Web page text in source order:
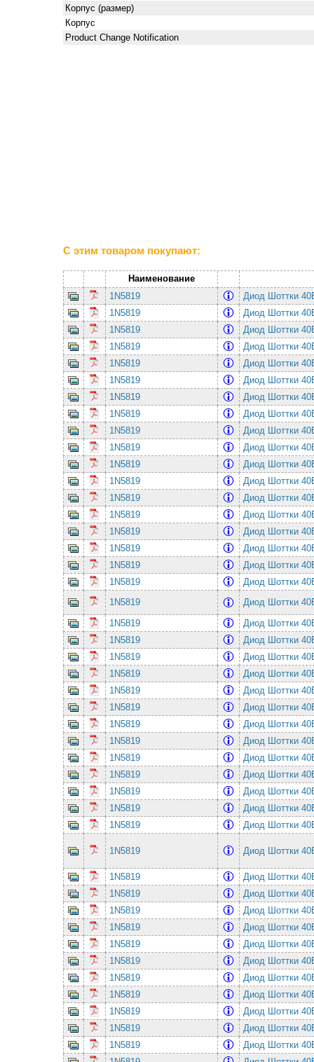
Корпус (размер)
Корпус
Product Change Notification
С этим товаром покупают:
Наименование
1N5819
Диод Шоттки
1N5819
Диод Шоттки
1N5819
Диод Шоттки
1N5819
Диод Шоттки
1N5819
Диод Шоттки
1N5819
Диод Шоттки
1N5819
Диод Шоттки
1N5819
Диод Шоттки
1N5819
Диод Шоттки
1N5819
Диод Шоттки
1N5819
Диод Шоттки
1N5819
Диод Шоттки
1N5819
Диод Шоттки
1N5819
Диод Шоттки
1N5819
Диод Шоттки
1N5819
Диод Шоттки
1N5819
Диод Шоттки
1N5819
Диод Шоттки
1N5819
Диод Шоттки
1N5819
Диод Шоттки
1N5819
Диод Шоттки
1N5819
Диод Шоттки
1N5819
Диод Шоттки
1N5819
Диод Шоттки
1N5819
Диод Шоттки
1N5819
Диод Шоттки
1N5819
Диод Шоттки
1N5819
Диод Шоттки
1N5819
Диод Шоттки
1N5819
Диод Шоттки
1N5819
Диод Шоттки
1N5819
Диод Шоттки
1N5819 Диод Шоттки
1N5819
Диод Шоттки
1N5819
Диод Шоттки
1N5819
Диод Шоттки
1N5819
Диод Шоттки
1N5819
Диод Шоттки
1N5819
Диод Шоттки
1N5819
Диод Шоттки
1N5819
Диод Шоттки
1N5819
Диод Шоттки
1N5819
Диод Шоттки
1N5819
Диод Шоттки